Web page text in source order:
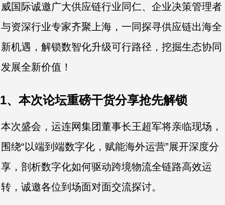
威国际诚邀广大供应链行业同仁、企业决策管理者
与资深行业专家齐聚上海，一同探寻供应链出海全
新机遇，解锁数智化升级可行路径，挖掘生态协同
发展全新价值！
1、本次论坛重磅干货分享抢先解锁
本次盛会，运连网集团董事长王超军将亲临现场，
围绕“以端到端数字化，赋能海外运营”展开深度分
享，剖析数字化如何驱动跨境物流全链路高效运
转，诚邀各位到场面对面交流探讨。